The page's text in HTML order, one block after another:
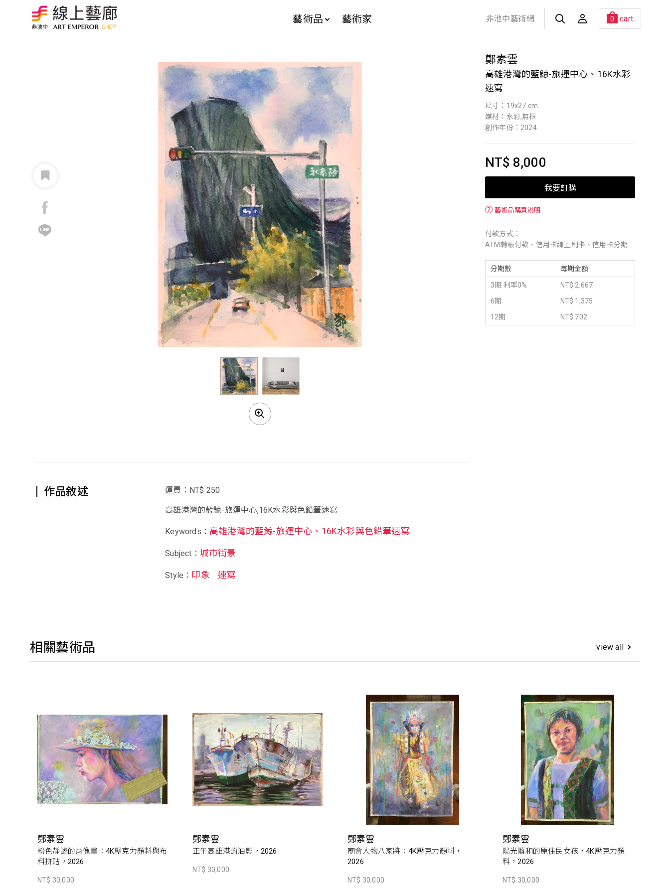
藝術品 藝術家 非池中藝術網 0 cart
鄭素雲
高雄港灣的藍鯨-旅運中心、16K水彩
速寫
尺寸：19x27 cm
媒材：水彩,無框
創作年份：2024
NT$ 8,000
我要訂購
？ 藝術品購買說明
付款方式：
ATM轉帳付款、信用卡線上刷卡、信用卡分期
分期數 每期金額
3期 利率0%
NT$ 2,667
6期
NT$ 1,375
12期
NT$ 702
作品敘述 運費：NT$ 250
高雄港灣的藍鯨-旅運中心,16K水彩與色鉛筆速寫
Keywords： 高雄港灣的藍鯨-旅運中心、16K水彩與色鉛筆速寫
Subject： 城市街景
Style：印象 速寫
相關藝術品 view all
鄭素雲
粉色靜謐的肖像畫：4K壓克力顏料與布
料拼貼，2026
NT$ 30,000
鄭素雲
正午高雄港的泊影，2026
NT$ 30,000
鄭素雲
廟會人物八家將：4K壓克力顏料，
2026
NT$ 30,000
鄭素雲
陽光隨和的原住民女孩，4K壓克力顏
料，2026
NT$ 30,000